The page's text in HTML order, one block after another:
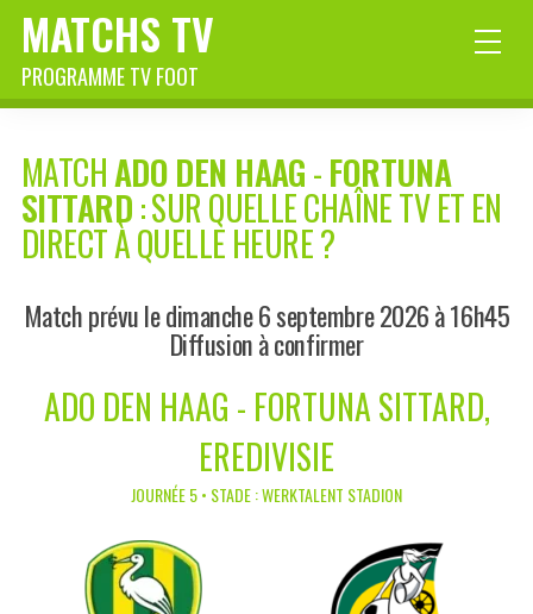
MATCHS TV
PROGRAMME TV FOOT
MATCHADO DEN HAAG-FORTUNA
SITTARD: SUR QUELLE CHAÎNE TV ET EN
DIRECT À QUELLE HEURE ?
Match prévu le dimanche 6 septembre 2026 à 16h45
Diffusion à confirmer
ADO DEN HAAG - FORTUNA SITTARD,
EREDIVISIE
JOURNÉE 5 • STADE : WERKTALENT STADION